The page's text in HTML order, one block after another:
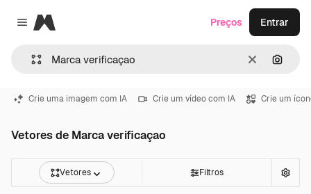
Close menu
Magnific
Limpar
Preços Entrar
Crie uma imagem com IA Crie um vídeo com IA Crie um
Vetores de Marca verificaçao
Vetores Filtros